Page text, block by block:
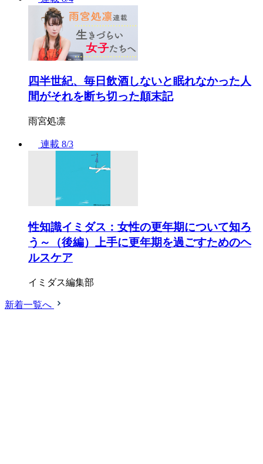
四半世紀、毎日飲酒しないと眠れなかった人
間がそれを断ち切った顛末記
雨宮処凛
連載 8/3
性知識イミダス：女性の更年期について知ろ
う～（後編）上手に更年期を過ごすためのヘ
ルスケア
イミダス編集部
新着一覧へ